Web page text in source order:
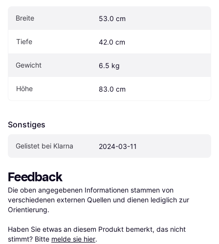
Breite 53.0 cm
Tiefe 42.0 cm
Gewicht 6.5 kg
Höhe 83.0 cm
Sonstiges
Gelistet bei Klarna 2024-03-11
Feedback
Die oben angegebenen Informationen stammen von
verschiedenen externen Quellen und dienen lediglich zur
Orientierung.
Haben Sie etwas an diesem Produkt bemerkt, das nicht
stimmt? Bitte melde sie hier.